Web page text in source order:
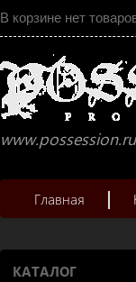
В корзине нет
www.possession.ru
Главная
КАТАЛОГ